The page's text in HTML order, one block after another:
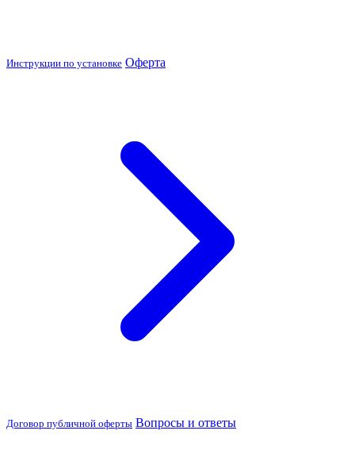
Инструкции по установке Оферта
Договор публичной оферты Вопросы и ответы